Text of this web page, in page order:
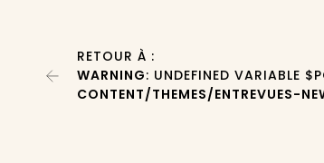
RETOUR À :
WARNING: UNDEFINED VARIABLE
CONTENT/THEMES/ENTREVUES-